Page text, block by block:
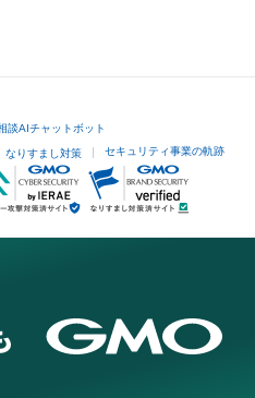
談AIチャットボット
なりすまし対策 セキュリティ事業の軌跡